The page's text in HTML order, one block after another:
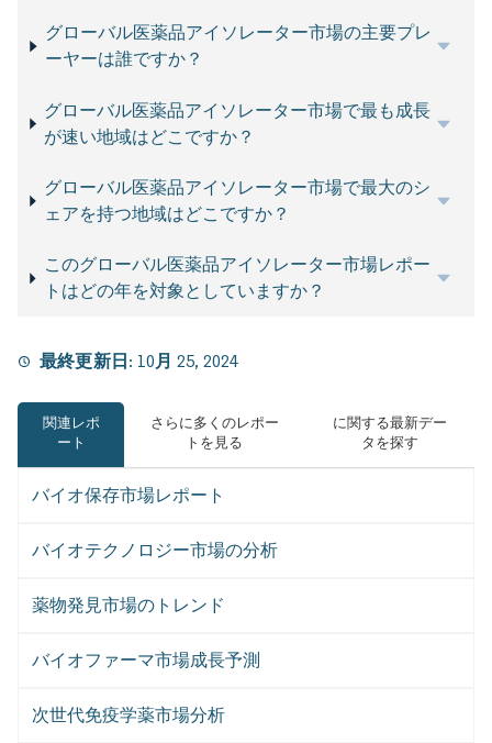
グローバル医薬品アイソレーター市場の主要プレ
ーヤーは誰ですか？
グローバル医薬品アイソレーター市場で最も成長
が速い地域はどこですか？
グローバル医薬品アイソレーター市場で最大のシ
ェアを持つ地域はどこですか？
このグローバル医薬品アイソレーター市場レポー
トはどの年を対象としていますか？
最終更新日: 10月 25, 2024
関連レポ
ート
さらに多くのレポー
トを見る
に関する最新デー
タを探す
バイオ保存市場レポート
バイオテクノロジー市場の分析
薬物発見市場のトレンド
バイオファーマ市場成長予測
次世代免疫学薬市場分析